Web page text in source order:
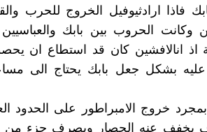
فاذا ارادثيوفيل الخروج للحرب
وكانت الحروب بين بابك
اذ انالافشين كان قد استطاع ان
عليه بشكل جعل بابك يحتاج الى
خروج الامبراطور على الحدود
يخفف عنه الحصار ويصرف جزء من